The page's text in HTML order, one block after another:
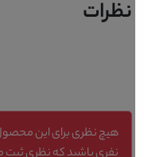
نظرات
هیچ نظری برای این